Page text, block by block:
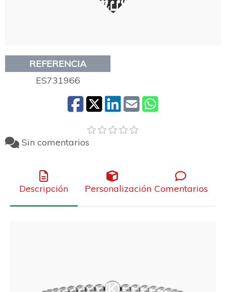
REFERENCIA
ES731966
Sin comentarios
Descripción Personalización Comentarios